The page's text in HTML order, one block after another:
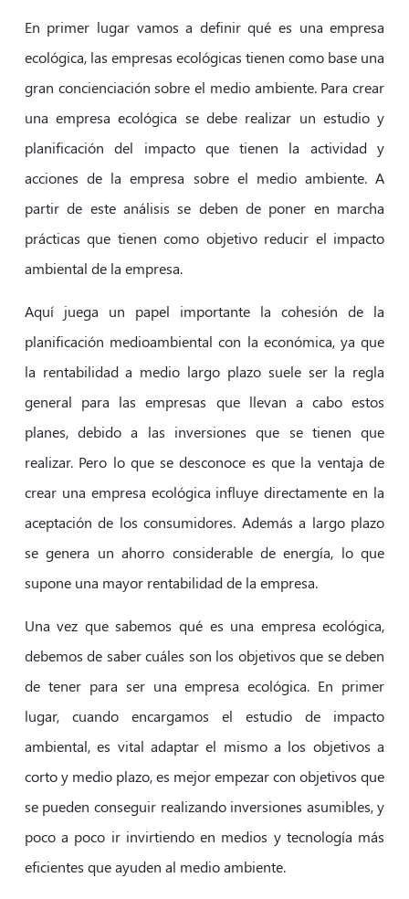
En primer lugar vamos a definir qué es una empresa
ecológica, las empresas ecológicas tienen como base una
gran concienciación sobre el medio ambiente. Para crear
una empresa ecológica se debe realizar un estudio y
planificación del impacto que tienen la actividad y
acciones de la empresa sobre el medio ambiente. A
partir de este análisis se deben de poner en marcha
prácticas que tienen como objetivo reducir el impacto
ambiental de la empresa.
Aquí juega un papel importante la cohesión de la
planificación medioambiental con la económica, ya que
la rentabilidad a medio largo plazo suele ser la regla
general para las empresas que llevan a cabo estos
planes, debido a las inversiones que se tienen que
realizar. Pero lo que se desconoce es que la ventaja de
crear una empresa ecológica influye directamente en la
aceptación de los consumidores. Además a largo plazo
se genera un ahorro considerable de energía, lo que
supone una mayor rentabilidad de la empresa.
Una vez que sabemos qué es una empresa ecológica,
debemos de saber cuáles son los objetivos que se deben
de tener para ser una empresa ecológica. En primer
lugar, cuando encargamos el estudio de impacto
ambiental, es vital adaptar el mismo a los objetivos a
corto y medio plazo, es mejor empezar con objetivos que
se pueden conseguir realizando inversiones asumibles, y
poco a poco ir invirtiendo en medios y tecnología más
eficientes que ayuden al medio ambiente.